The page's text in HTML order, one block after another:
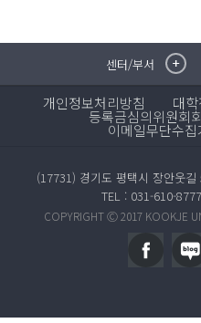
센터/부서취·창업지
국제대학교
학술정보원
학생생활관
산학협력단
평생교육원
교수학습지
개인정보처리방침 대
등록금심의위원회
이메일무단수집
(17731) 경기도 평택시 장안웃
TEL : 031-610-8777
COPYRIGHT Ⓒ 2017 KOOKJE